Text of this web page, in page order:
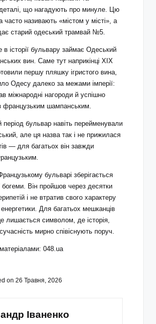
деталі, що нагадують про минуле. Цю
часто називають «містом у місті», а
старий одеський трамвай №5.
в історії бульвару займає Одеський
вин. Саме тут наприкінці XIX
першу пляшку ігристого вина,
Одесу далеко за межами імперії:
міжнародні нагороди й успішно
французьким шампанським.
період бульвар навіть перейменували
але ця назва так і не прижилася
— для багатьох він завжди
бульварі зберігається
богеми. Він пройшов через десятки
і не втратив свого характеру
Для багатьох мешканців
лишається символом, де історія,
мирно співіснують поруч.
048.ua
on 26 Травня, 2026
Іваненко